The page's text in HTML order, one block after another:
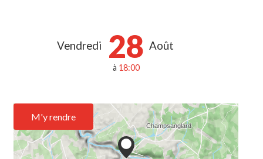
Vendredi 28 Août
à 18:00
M'y rendre